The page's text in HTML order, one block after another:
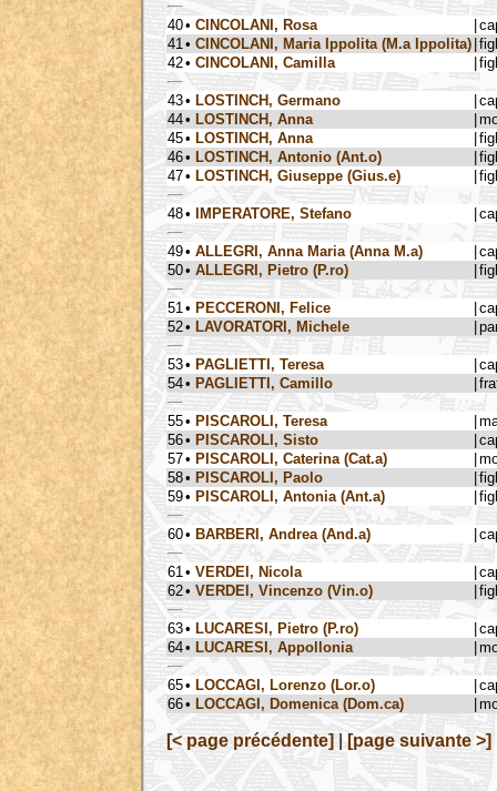
40• CINCOLANI, Rosa
41 • CINCOLANI, Maria Ippolita (M.a Ippolita)
42• CINCOLANI, Camilla
43• LOSTINCH, Germano
44• LOSTINCH, Anna
45• LOSTINCH, Anna
46• LOSTINCH, Antonio (Ant.o)
47• LOSTINCH, Giuseppe (Gius.e)
48• IMPERATORE, Stefano
49• ALLEGRI, Anna Maria (Anna M.a)
50• ALLEGRI, Pietro (P.ro)
51 • PECCERONI, Felice
52• LAVORATORI, Michele
53• PAGLIETTI, Teresa
54• PAGLIETTI, Camillo
55• PISCAROLI, Teresa
56• PISCAROLI, Sisto
57• PISCAROLI, Caterina (Cat.a)
58• PISCAROLI, Paolo
59• PISCAROLI, Antonia (Ant.a)
60• BARBERI, Andrea (And.a)
61 • VERDEI, Nicola
62• VERDEI, Vincenzo (Vin.o)
63• LUCARESI, Pietro (P.ro)
64• LUCARESI, Appollonia
65• LOCCAGI, Lorenzo (Lor.o)
66• LOCCAGI, Domenica (Dom.ca)
[< page précédente] [page suivante >]